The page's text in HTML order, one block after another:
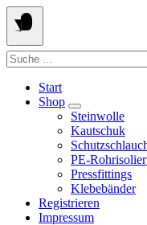
Springen
Sie
zum
Inhalt
Suchen
nach:
Start
Shop
Steinwolle
Kautschuk
PE-
Pressfittings
Klebebänder
Registrieren
Impressum